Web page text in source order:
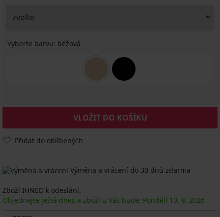
Vyberte barvu: béžová
VLOŽIT DO KOŠÍKU
Přidat do oblíbených
Výměna a vrácení do 30 dnů zdarma
Zboží IHNED k odeslání.
Objednejte ještě dnes a zboží u Vás bude: Pondělí 10. 8. 2026